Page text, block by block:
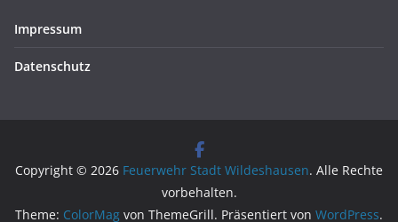
Impressum
Datenschutz
Copyright © 2026 Feuerwehr Stadt Wildeshausen. Alle Rechte
vorbehalten.
Theme: ColorMag von ThemeGrill. Präsentiert von WordPress.